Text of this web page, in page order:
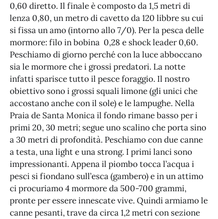
0,60 diretto. Il finale è composto da 1,5 metri di
lenza 0,80, un metro di cavetto da 120 libbre su cui
si fissa un amo (intorno allo 7/0). Per la pesca delle
mormore: filo in bobina 0,28 e shock leader 0,60.
Peschiamo di giorno perché con la luce abboccano
sia le mormore che i grossi predatori. La notte
infatti sparisce tutto il pesce foraggio. Il nostro
obiettivo sono i grossi squali limone (gli unici che
accostano anche con il sole) e le lampughe. Nella
Praia de Santa Monica il fondo rimane basso per i
primi 20, 30 metri; segue uno scalino che porta sino
a 30 metri di profondità. Peschiamo con due canne
a testa, una light e una strong. I primi lanci sono
impressionanti. Appena il piombo tocca l’acqua i
pesci si fiondano sull’esca (gambero) e in un attimo
ci procuriamo 4 mormore da 500-700 grammi,
pronte per essere innescate vive. Quindi armiamo le
canne pesanti, trave da circa 1,2 metri con sezione